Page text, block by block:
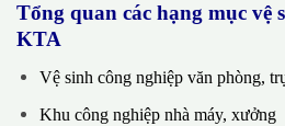
Tổng quan các hạng mục vệ
KTA
Vệ sinh công nghiệp văn phòng,
Khu công nghiệp nhà máy, xưởng